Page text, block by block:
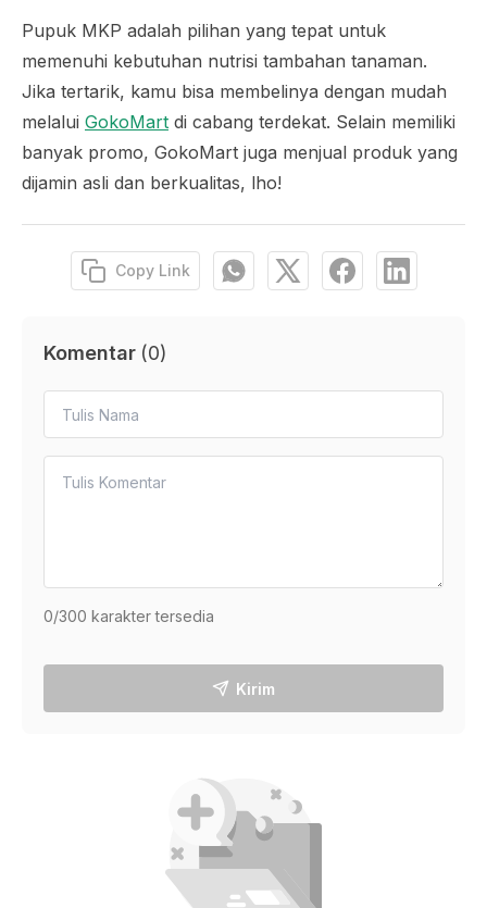
Pupuk MKP adalah pilihan yang tepat untuk
memenuhi kebutuhan nutrisi tambahan tanaman.
Jika tertarik, kamu bisa membelinya dengan mudah
melalui GokoMart di cabang terdekat. Selain memiliki
banyak promo, GokoMart juga menjual produk yang
dijamin asli dan berkualitas, lho!
Copy Link
Komentar (0)
0/300 karakter tersedia
Kirim